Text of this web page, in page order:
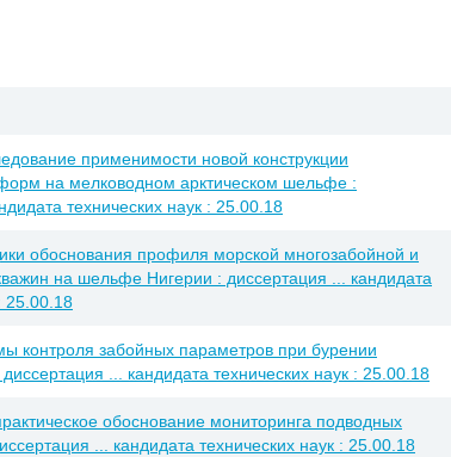
применимости новой конструкции
на мелководном арктическом шельфе :
технических наук : 25.00.18
обоснования профиля морской многозабойной и
на шельфе Нигерии : диссертация ... кандидата
25.00.18
контроля забойных параметров при бурении
... кандидата технических наук : 25.00.18
обоснование мониторинга подводных
... кандидата технических наук : 25.00.18